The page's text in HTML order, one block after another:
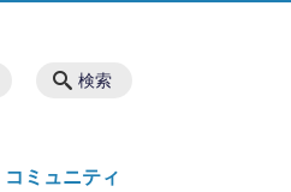
コミュニティ
検索